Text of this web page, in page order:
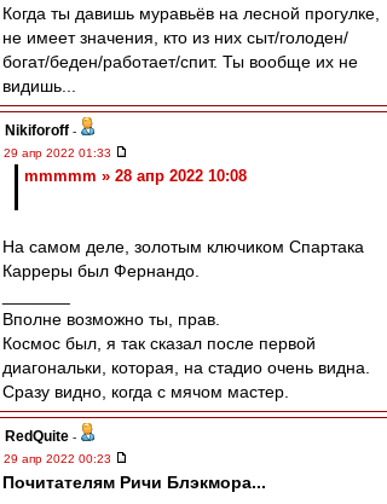
Когда ты давишь муравьёв на лесной прогулке,
не имеет значения, кто из них сыт/голоден/
богат/беден/работает/спит. Ты вообще их не
видишь...
Nikiforoff -
29 апр 2022 01:33
mmmmm » 28 апр 2022 10:08
На самом деле, золотым ключиком Спартака
Карреры был Фернандо.
Вполне возможно ты, прав.
Космос был, я так сказал после первой
диагональки, которая, на стадио очень видна.
Сразу видно, когда с мячом мастер.
RedQuite -
29 апр 2022 00:23
Почитателям Ричи Блэкмора...